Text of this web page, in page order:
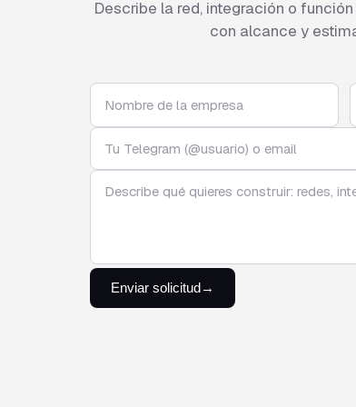
Describe la red, integración o
con alcance y
Enviar solicitud →